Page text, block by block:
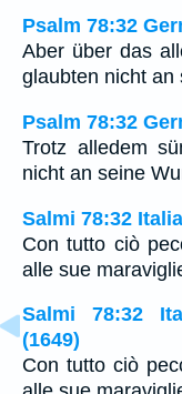
Psalm 78:32
Aber über das
glaubten nicht an
Psalm 78:32
Trotz alledem
nicht an seine
Salmi 78:32
Con tutto ciò
alle sue
Salmi 78:32
(1649)
Con tutto ciò